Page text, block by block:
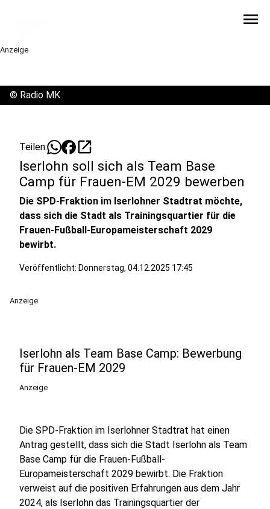
menu
Anzeige
© Radio MK
Teilen: open_in_new
Iserlohn soll sich als Team Base
Camp für Frauen-EM 2029 bewerben
Die SPD-Fraktion im Iserlohner Stadtrat möchte,
dass sich die Stadt als Trainingsquartier für die
Frauen-Fußball-Europameisterschaft 2029
bewirbt.
Veröffentlicht: Donnerstag, 04.12.2025 17:45
Anzeige
Iserlohn als Team Base Camp: Bewerbung
für Frauen-EM 2029
Anzeige
Die SPD-Fraktion im Iserlohner Stadtrat hat einen
Antrag gestellt, dass sich die Stadt Iserlohn als Team
Base Camp für die Frauen-Fußball-
Europameisterschaft 2029 bewirbt. Die Fraktion
verweist auf die positiven Erfahrungen aus dem Jahr
2024, als Iserlohn das Trainingsquartier der